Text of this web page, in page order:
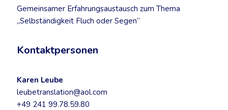
Gemeinsamer Erfahrungsaustausch zum Thema
„Selbständigkeit Fluch oder Segen“
Kontaktpersonen
Karen Leube
leubetranslation@aol.com
+49 241 99.78.59.80